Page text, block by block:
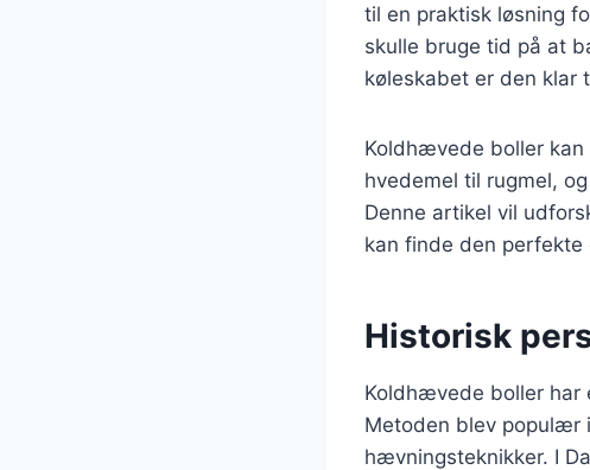
til en praktisk løsning
skulle bruge tid på at
køleskabet er den klar
Koldhævede boller
hvedemel til rugmel,
Denne artikel vil
kan finde den
Historisk
Koldhævede boller har
Metoden blev populær
hævningsteknikker. I